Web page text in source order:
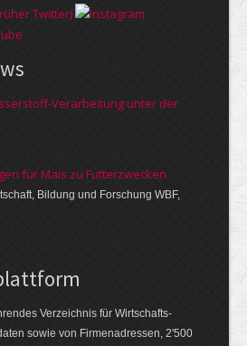
Verarbeitung unter der
für Mais zu Futterzwecken
Bildung und Forschung WBF,
Ver­zeich­nis für Wirt­schafts-
so­wie von Firmen­adressen, 2'500